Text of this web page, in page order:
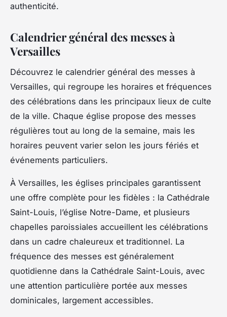
authenticité.
Calendrier général des messes à
Versailles
Découvrez le calendrier général des messes à
Versailles, qui regroupe les horaires et fréquences
des célébrations dans les principaux lieux de culte
de la ville. Chaque église propose des messes
régulières tout au long de la semaine, mais les
horaires peuvent varier selon les jours fériés et
événements particuliers.
À Versailles, les églises principales garantissent
une offre complète pour les fidèles : la Cathédrale
Saint-Louis, l’église Notre-Dame, et plusieurs
chapelles paroissiales accueillent les célébrations
dans un cadre chaleureux et traditionnel. La
fréquence des messes est généralement
quotidienne dans la Cathédrale Saint-Louis, avec
une attention particulière portée aux messes
dominicales, largement accessibles.